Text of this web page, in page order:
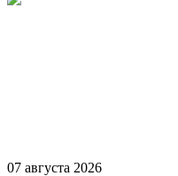
07 августа 2026